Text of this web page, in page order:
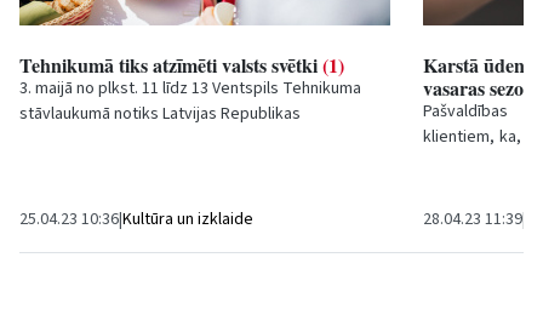
Tehnikumā tiks atzīmēti valsts svētki(1)
3. maijā no plkst. 11 līdz 13 Ventspils Tehnikuma
stāvlaukumā notiks Latvijas Republikas
25.04.23 10:36|Kultūra un izklaide
Karstā ūdens
vasaras
Pašvaldības
klientiem, ka,
28.04.23 11:39|